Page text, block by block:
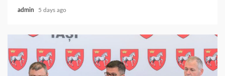
admin 5 days ago